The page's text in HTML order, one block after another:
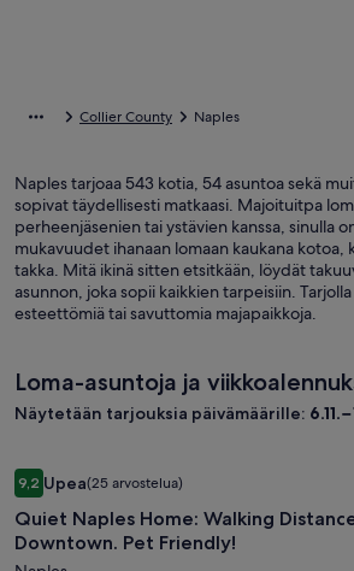
Collier County Naples
Naples tarjoaa 543 kotia, 54 asuntoa sekä
sopivat täydellisesti matkaasi. Majoituitpa
perheenjäsenien tai ystävien kanssa, sinulla
mukavuudet ihanaan lomaan kaukana kotoa,
takka. Mitä ikinä sitten etsitkään, löydät
asunnon, joka sopii kaikkien tarpeisiin.
esteettömiä tai savuttomia majapaikkoja.
Loma-asuntoja ja
Näytetään tarjouksia päivämäärille:
Majoituspaikan
Quiet
Naples
Home:
9,29,2 kautta 10, Upea, (25 arvostelua)
Upea(25 arvostelua)
Quiet Naples Home: Walking
Downtown. Pet Friendly!
Quiet Naples Home: Walking